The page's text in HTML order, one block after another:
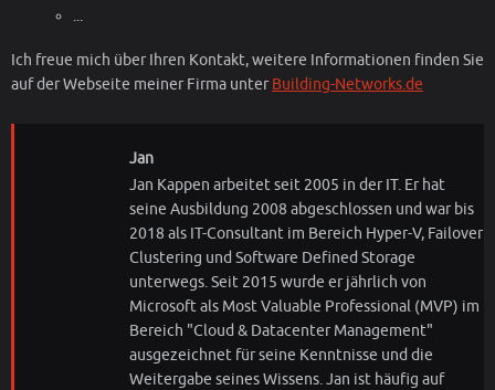
...
Ich freue mich über Ihren Kontakt, weitere Informationen finden Sie
auf der Webseite meiner Firma unter Building-Networks.de
Jan
Jan Kappen arbeitet seit 2005 in der IT. Er hat
seine Ausbildung 2008 abgeschlossen und war bis
2018 als IT-Consultant im Bereich Hyper-V, Failover
Clustering und Software Defined Storage
unterwegs. Seit 2015 wurde er jährlich von
Microsoft als Most Valuable Professional (MVP) im
Bereich "Cloud & Datacenter Management"
ausgezeichnet für seine Kenntnisse und die
Weitergabe seines Wissens. Jan ist häufig auf